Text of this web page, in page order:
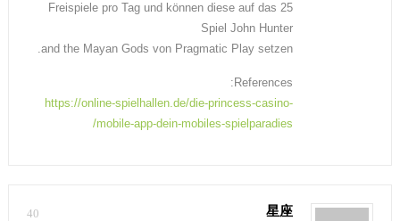
25 Freispiele pro Tag und können diese auf das
Spiel John Hunter
and the Mayan Gods von Pragmatic Play setzen.
References:
https://online-spielhallen.de/die-princess-casino-
mobile-app-dein-mobiles-spielparadies/
40 星座